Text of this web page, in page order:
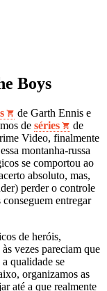
Boys
de Garth Ennis e
de séries
de
Video, finalmente
montanha-russa
se comportou ao
absoluto, mas,
perder o controle
entregar
de heróis,
vezes pareciam que
qualidade se
organizamos as
até a que realmente